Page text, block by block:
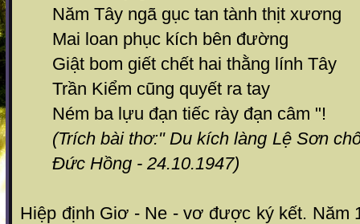
Năm Tây ngã gục tan tành thịt xương
Mai loan phục kích bên đường
Giật bom giết chết hai thằng lính Tây
Trần Kiểm cũng quyết ra tay
Ném ba lựu đạn tiếc rày đạn câm "!
(Trích bài thơ:" Du kích làng Lệ Sơn
Đức Hồng - 24.10.1947)
Hiệp định Giơ - Ne - vơ được ký kết. Năm